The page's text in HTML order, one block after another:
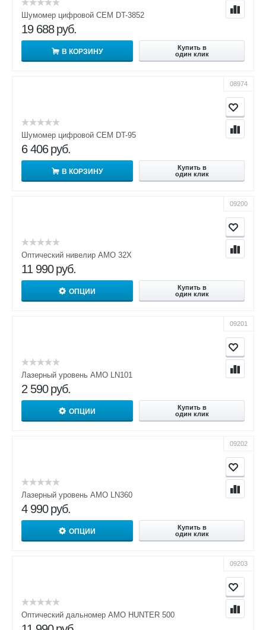
Шумомер цифровой CEM DT-3852
19 688 руб.
В КОРЗИНУ
Купить в
один клик
08974
Шумомер цифровой CEM DT-95
6 406 руб.
В КОРЗИНУ
Купить в
один клик
09200
Оптический нивелир AMO 32X
11 990 руб.
ОПЦИИ
Купить в
один клик
09201
Лазерный уровень AMO LN101
2 590 руб.
ОПЦИИ
Купить в
один клик
09202
Лазерный уровень AMO LN360
4 990 руб.
ОПЦИИ
Купить в
один клик
09203
Оптический дальномер AMO HUNTER 500